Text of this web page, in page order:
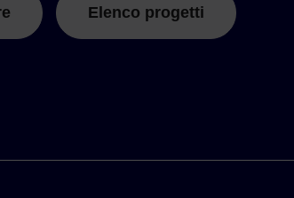
Elenco progetti